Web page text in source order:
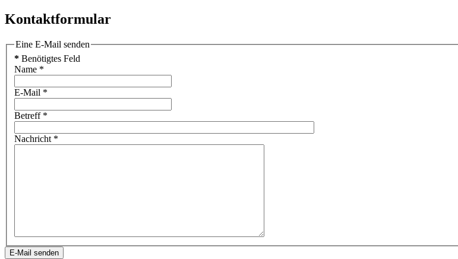
Kontaktformular
Eine E-Mail senden
* Benötigtes Feld
Name *
E-Mail *
Betreff*
Nachricht *
E-Mail senden